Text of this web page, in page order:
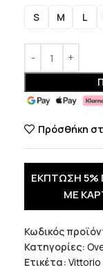
S M L
Πρόσθήκη
ΕΚΠΤΩΣΗ 5%
ΜΕ
Κωδικός
Κατηγορίες:
Ετικέτα: Vittorio